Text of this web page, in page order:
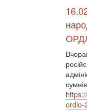
ordlo-